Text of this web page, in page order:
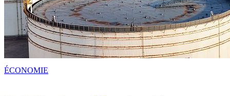
ÉCONOMIE